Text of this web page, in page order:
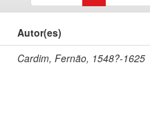
Autor(es)
Cardim, Fernão, 1548?-1625